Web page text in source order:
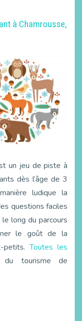
à Chamrousse,
un jeu de piste à
dès l’âge de 3
ludique la
questions faciles
long du parcours
le goût de la
petits.Toutes les
du tourisme de